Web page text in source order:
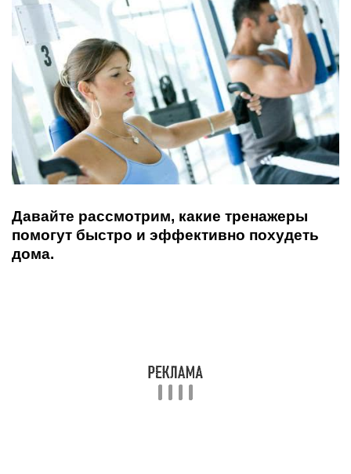
Давайте рассмотрим, какие тренажеры
помогут быстро и эффективно похудеть
дома.
порядок ноги, бока и талию. Сильно похудеть на
нем не получится, но при правильном